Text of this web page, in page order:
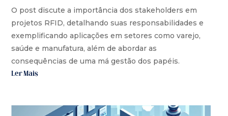
O post discute a importância dos stakeholders em
projetos RFID, detalhando suas responsabilidades e
exemplificando aplicações em setores como varejo,
saúde e manufatura, além de abordar as
consequências de uma má gestão dos papéis.
Ler Mais